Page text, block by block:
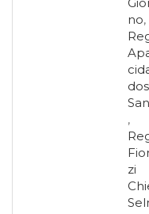
no,
dos
,
zi